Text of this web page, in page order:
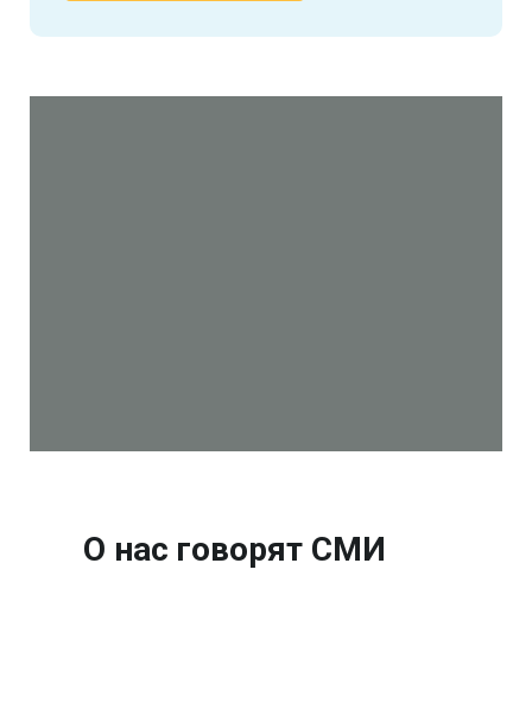
О нас говорят СМИ